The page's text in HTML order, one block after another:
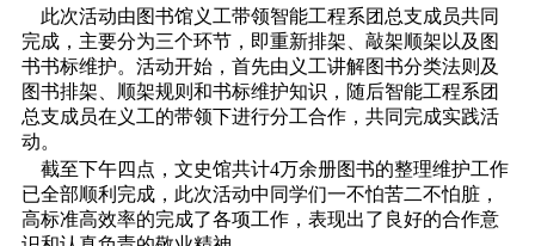
此次活动由图书馆义工带领智能工程系团总支成员共同
完成，主要分为三个环节，即重新排架、敲架顺架以及图
书书标维护。活动开始，首先由义工讲解图书分类法则及
图书排架、顺架规则和书标维护知识，随后智能工程系团
总支成员在义工的带领下进行分工合作，共同完成实践活
动。
截至下午四点，文史馆共计4万余册图书的整理维护工作
已全部顺利完成，此次活动中同学们一不怕苦二不怕脏，
高标准高效率的完成了各项工作，表现出了良好的合作意